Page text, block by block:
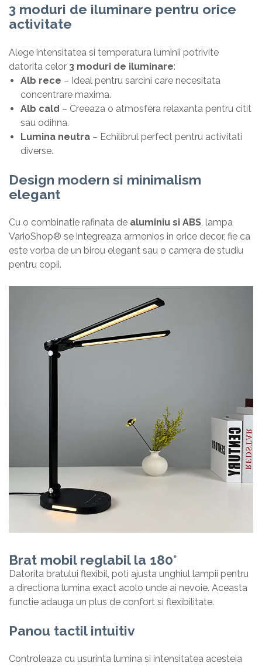
3 moduri de iluminare pentru orice
activitate
Alege intensitatea si temperatura luminii potrivite
datorita celor 3 moduri de iluminare:
Alb rece – Ideal pentru sarcini care necesitata
concentrare maxima.
Alb cald – Creeaza o atmosfera relaxanta pentru citit
sau odihna.
Lumina neutra – Echilibrul perfect pentru activitati
diverse.
Design modern si minimalism
elegant
Cu o combinatie rafinata de aluminiu si ABS, lampa
VarioShop® se integreaza armonios in orice decor, fie ca
este vorba de un birou elegant sau o camera de studiu
pentru copii.
Brat mobil reglabil la 180°
Datorita bratului flexibil, poti ajusta unghiul lampii pentru
a directiona lumina exact acolo unde ai nevoie. Aceasta
functie adauga un plus de confort si flexibilitate.
Panou tactil intuitiv
Controleaza cu usurinta lumina si intensitatea acesteia